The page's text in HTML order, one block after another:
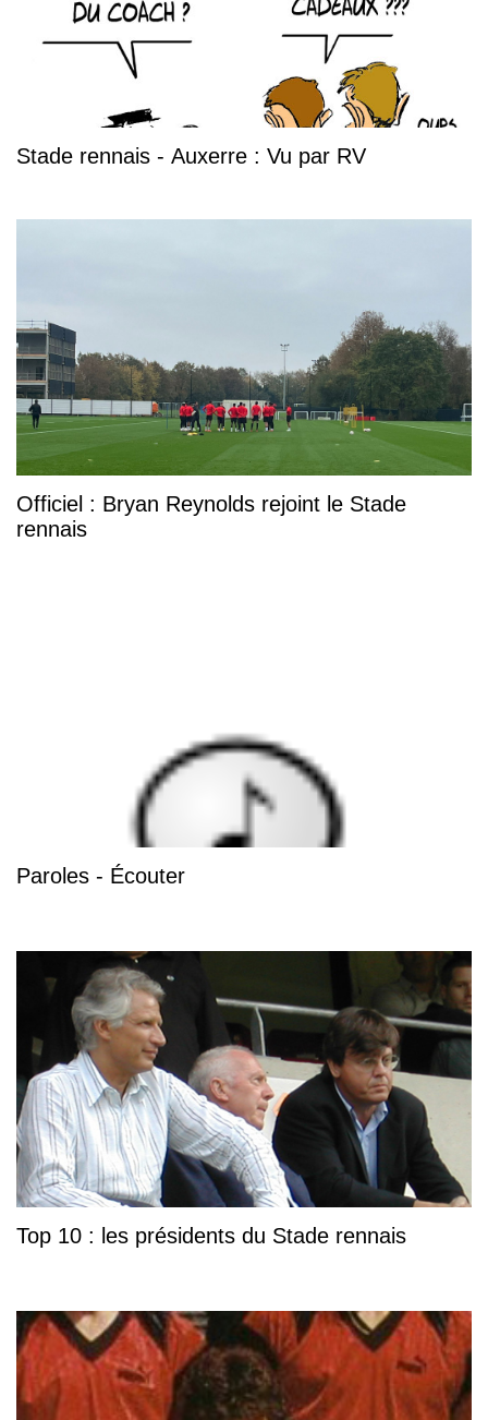
Stade rennais - Auxerre : Vu par RV
Officiel : Bryan Reynolds rejoint le Stade
rennais
Paroles - Écouter
Top 10 : les présidents du Stade rennais